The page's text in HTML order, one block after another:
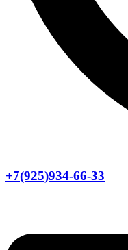
+7(925)934-66-33